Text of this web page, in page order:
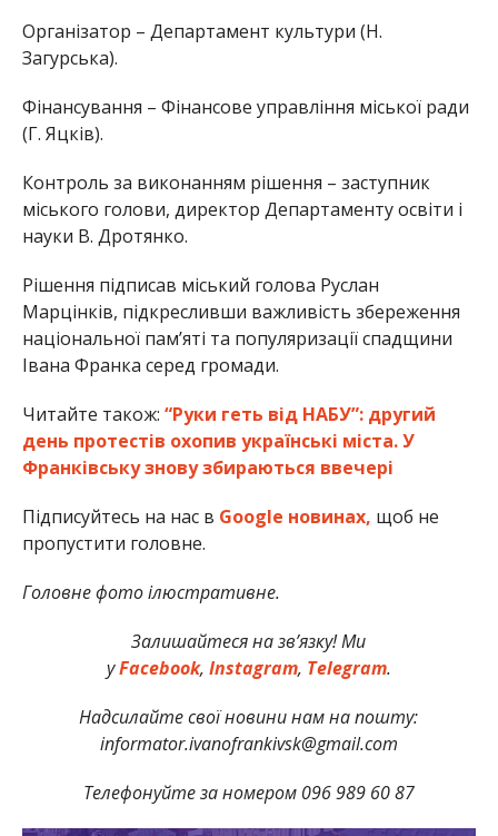
Організатор – Департамент культури (Н.
Загурська).
Фінансування – Фінансове управління міської ради
(Г. Яцків).
Контроль за виконанням рішення – заступник
міського голови, директор Департаменту освіти і
науки В. Дротянко.
Рішення підписав міський голова Руслан
Марцінків, підкресливши важливість збереження
національної пам’яті та популяризації спадщини
Івана Франка серед громади.
Читайте також: “Руки геть від НАБУ”: другий
день протестів охопив українські міста. У
Франківську знову збираються ввечері
Підписуйтесь на нас в Google новинах, щоб не
пропустити головне.
Головне фото ілюстративне.
Залишайтеся на зв’язку! Ми
уFacebook, Instagram, Telegram.
Надсилайте свої новини нам на пошту:
informator.ivanofrankivsk@gmail.com
Телефонуйте за номером 096 989 60 87